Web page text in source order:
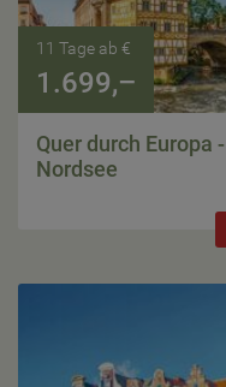
11 Tage ab €
1.699,–
Quer durch Europa
Nordsee